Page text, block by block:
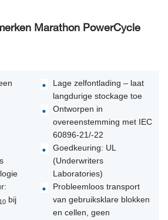
Marathon PowerCycle
10 bij
Lage zelfontlading – laat
langdurige stockage toe
Ontworpen in
overeenstemming met IEC
60896-21/-22
Goedkeuring: UL
(Underwriters
Laboratories)
Probleemloos transport
van gebruiksklare blokken
en cellen, geen